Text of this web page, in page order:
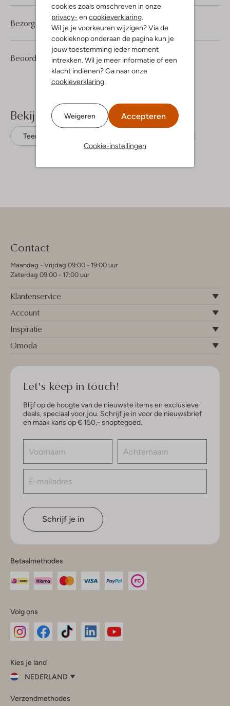
cookies zoals omschreven in onze
privacy- en cookieverklaring.
Wil je je voorkeuren wijzigen? Via de
cookieknop onderaan de pagina kun je
jouw toestemming ieder moment
intrekken. Wil je meer informatie of een
klacht indienen? Ga naar onze
cookieverklaring.
Weigeren Accepteren
Cookie-instellingen
Beoordelingen (7) 4/5
7
4
Sterren
Bezorgen & retourneren
Bekijk meer
Teenslippers
Contact
Maandag - Vrijdag 09:00 - 19:00 uur
Zaterdag 09:00 - 17:00 uur
Klantenservice
Account
Inspiratie
Omoda
Let's keep in touch!
Blijf op de hoogte van de nieuwste items en exclusieve
deals, speciaal voor jou. Schrijf je in voor de nieuwsbrief
en maak kans op € 150,- shoptegoed.
Schrijf je in
Betaalmethodes
Volg ons
InstagramFacebook
Kies je land
NEDERLAND
je
Verzendmethodes